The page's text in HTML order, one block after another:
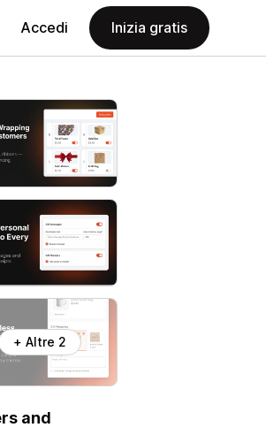
Accedi Inizia gratis
+ Altre 2
and